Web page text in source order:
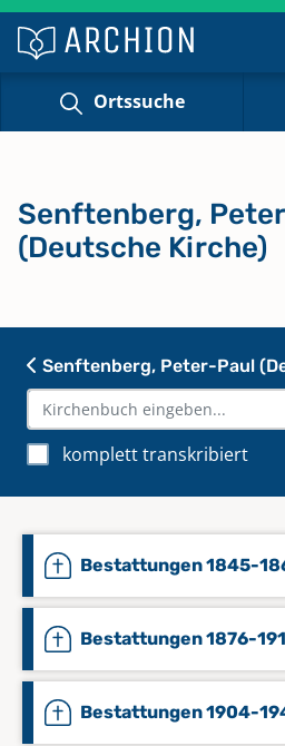
Ortssuche
Senftenberg, Peter-Paul
komplett transkribiert
Bestattungen 1845-
Bestattungen 1876-
Bestattungen 1904-
Senftenberg,
(Deutsche Kirche)